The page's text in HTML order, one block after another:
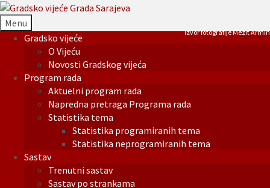
Menu
Gradsko vijeće
O Vijeću
Novosti Gradskog vijeća
Program rada
Aktuelni program rada
Napredna pretraga Programa rada
Statistika tema
Statistika programiranih tema
Statistika neprogramiranih tema
Sastav
Trenutni sastav
Sastav po strankama
Izvor fotografije Mezit Armin